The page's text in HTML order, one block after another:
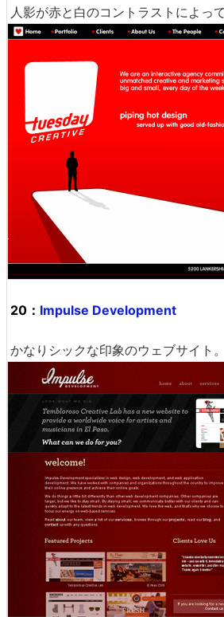
人影が赤と白のコントラストによっ
20： Impulse Development
かなりシックな印象のウェブサイト。